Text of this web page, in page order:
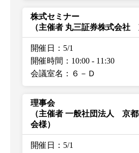
株式セミナー
（主催者 丸三証券株式会社
開催日：5/1
開催時間：10:00 - 11:30
会議室名：６－Ｄ
理事会
（主催者 一般社団法人 京
会様）
開催日：5/1